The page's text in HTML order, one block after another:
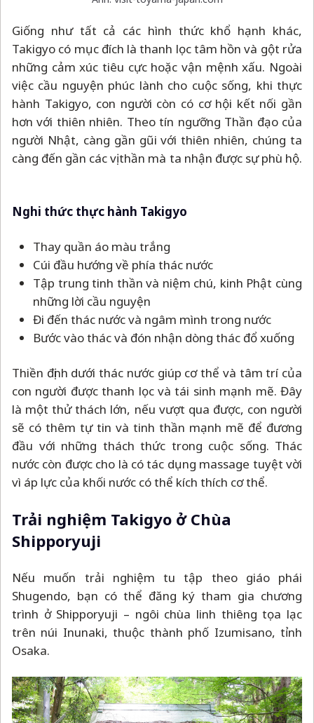
Giống như tất cả các hình thức khổ hạnh khác,
Takigyo có mục đích là thanh lọc tâm hồn và gột rửa
những cảm xúc tiêu cực hoặc vận mệnh xấu. Ngoài
việc cầu nguyện phúc lành cho cuộc sống, khi thực
hành Takigyo, con người còn có cơ hội kết nối gần
hơn với thiên nhiên. Theo tín ngưỡng Thần đạo của
người Nhật, càng gần gũi với thiên nhiên, chúng ta
càng đến gần các vị thần mà ta nhận được sự phù hộ.
Nghi thức thực hành Takigyo
Thay quần áo màu trắng
Cúi đầu hướng về phía thác nước
Tập trung tinh thần và niệm chú, kinh Phật cùng
những lời cầu nguyện
Đi đến thác nước và ngâm mình trong nước
Bước vào thác và đón nhận dòng thác đổ xuống
Thiền định dưới thác nước giúp cơ thể và tâm trí của
con người được thanh lọc và tái sinh mạnh mẽ. Đây
là một thử thách lớn, nếu vượt qua được, con người
sẽ có thêm tự tin và tinh thần mạnh mẽ để đương
đầu với những thách thức trong cuộc sống. Thác
nước còn được cho là có tác dụng massage tuyệt vời
vì áp lực của khối nước có thể kích thích cơ thể.
Trải nghiệm Takigyo ở Chùa
Shipporyuji
Nếu muốn trải nghiệm tu tập theo giáo phái
Shugendo, bạn có thể đăng ký tham gia chương
trình ở Shipporyuji – ngôi chùa linh thiêng tọa lạc
trên núi Inunaki, thuộc thành phố Izumisano, tỉnh
Osaka.